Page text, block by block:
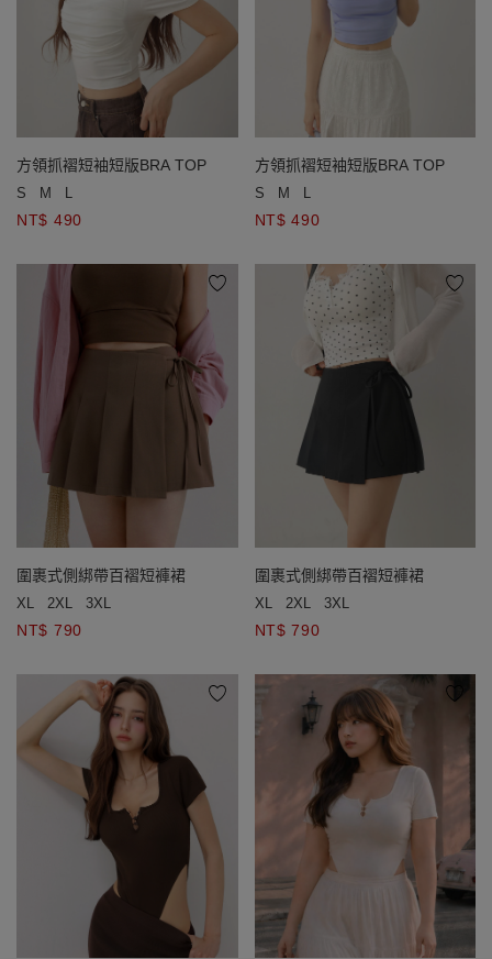
方領抓褶短袖短版BRA TOP
S M L
NT$ 490
方領抓褶短袖短版BRA TOP
S M L
NT$ 490
圍裹式側綁帶百褶短褲裙
XL 2XL 3XL
NT$ 790
圍裹式側綁帶百褶短褲裙
XL 2XL 3XL
NT$ 790